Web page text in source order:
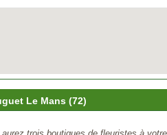
Le Mans (72)